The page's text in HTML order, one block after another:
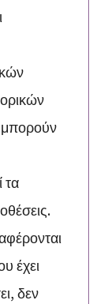
τα
έχει
δεν